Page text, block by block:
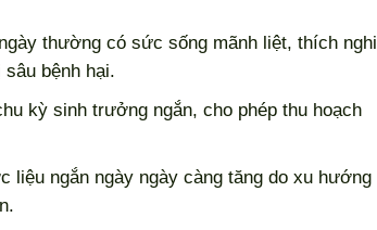
thường có sức sống mãnh liệt, thích nghi
bệnh hại.
kỳ sinh trưởng ngắn, cho phép thu hoạch
ngắn ngày ngày càng tăng do xu hướng